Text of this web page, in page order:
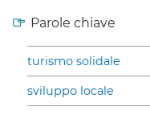
Parole chiave
turismo solidale
sviluppo locale